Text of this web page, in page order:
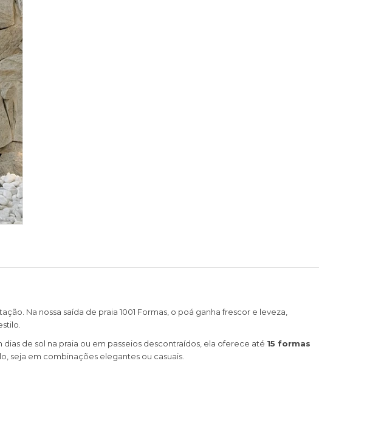
Na nossa saída de praia 1001 Formas, o poá ganha frescor e leveza,
de sol na praia ou em passeios descontraídos, ela oferece até 15 formas
seja em combinações elegantes ou casuais.